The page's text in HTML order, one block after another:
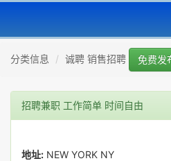
分类信息 诚聘 销售招聘 免费发
招聘兼职 工作简单 时间自由
地址: NEW YORK NY